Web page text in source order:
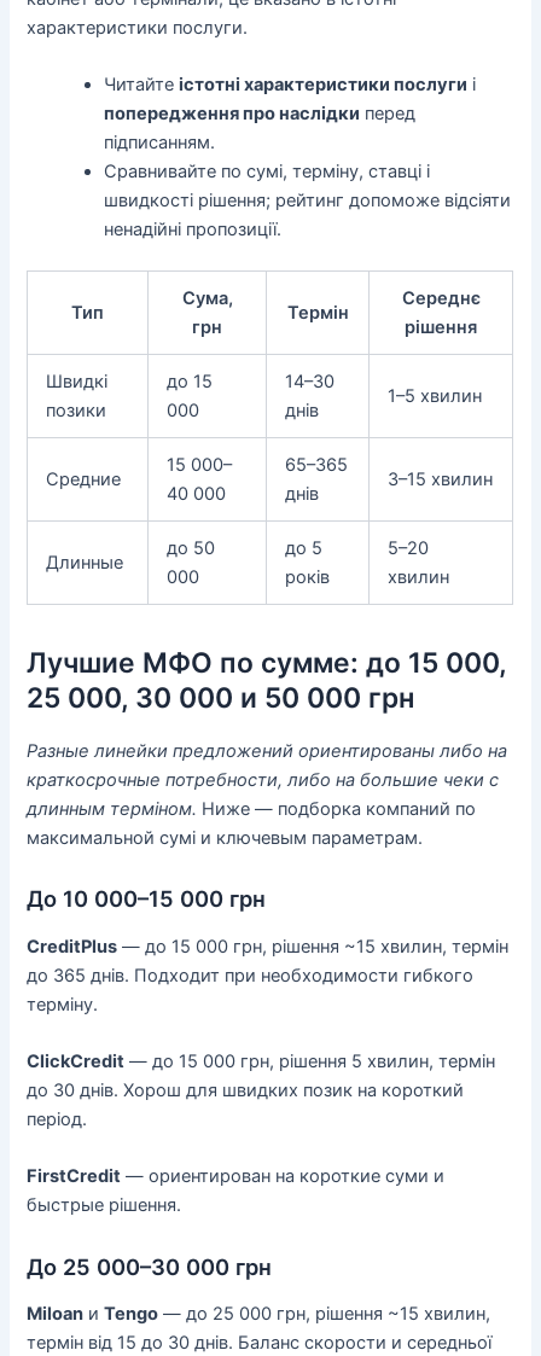
характеристики послуги.
Читайтеістотні характеристики послуги і
попередження про наслідки перед
підписанням.
Сравнивайте по сумі, терміну, ставці і
швидкості рішення; рейтинг допоможе відсіяти
ненадійні пропозиції.
Тип
Сума,
грн
Термін
Середнє
рішення
Швидкі
позики
до 15
000
14–30
днів
1–5 хвилин
Средние
15 000–
40 000
65–365
днів
3–15 хвилин
Длинные
до 50
000
до 5
років
5–20
хвилин
Лучшие МФО по сумме: до 15 000,
25 000, 30 000 и 50 000 грн
Разные линейки предложений ориентированы либо на
краткосрочные потребности, либо на большие чеки с
длинным терміном. Ниже — подборка компаний по
максимальной сумі и ключевым параметрам.
До 10 000–15 000 грн
CreditPlus — до 15 000 грн, рішення ~15 хвилин, термін
до 365 днів. Подходит при необходимости гибкого
терміну.
ClickCredit — до 15 000 грн, рішення 5 хвилин, термін
до 30 днів. Хорош для швидких позик на короткий
період.
FirstCredit — ориентирован на короткие суми и
быстрые рішення.
До 25 000–30 000 грн
Miloan иTengo — до 25 000 грн, рішення ~15 хвилин,
термін від 15 до 30 днів. Баланс скорости и середньої